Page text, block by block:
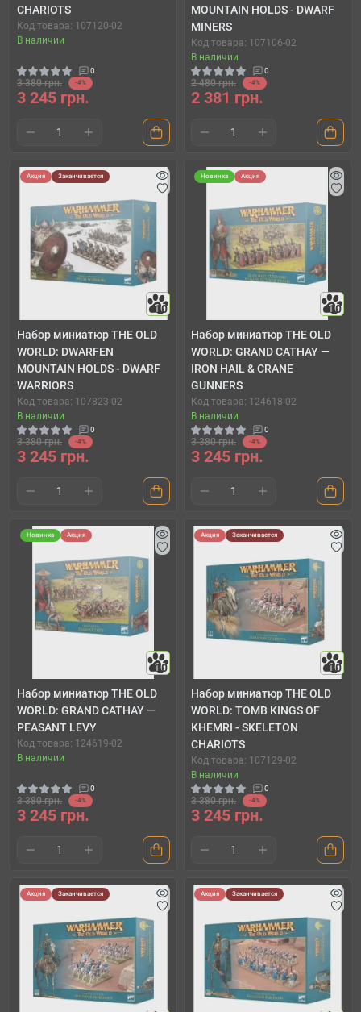
CHARIOTS
Код товара: 107120-02
В наличии
0
3 380 грн. -4%
3 245 грн.
MOUNTAIN HOLDS - DWARF
MINERS
Код товара: 107106-02
В наличии
0
2 480 грн. -4%
2 381 грн.
Акция Заканчивается
10
Набор миниатюр THE OLD
WORLD: DWARFEN
MOUNTAIN HOLDS - DWARF
WARRIORS
Код товара: 107823-02
В наличии
0
3 380 грн. -4%
3 245 грн.
Новинка Акция
10
Набор миниатюр THE OLD
WORLD: GRAND CATHAY —
IRON HAIL & CRANE
GUNNERS
Код товара: 124618-02
В наличии
0
3 380 грн. -4%
3 245 грн.
Новинка Акция
10
Набор миниатюр THE OLD
WORLD: GRAND CATHAY —
PEASANT LEVY
Код товара: 124619-02
В наличии
0
3 380 грн. -4%
3 245 грн.
Акция Заканчивается
10
Набор миниатюр THE OLD
WORLD: TOMB KINGS OF
KHEMRI - SKELETON
CHARIOTS
Код товара: 107129-02
В наличии
0
3 380 грн. -4%
3 245 грн.
Акция Заканчивается Акция Заканчивается